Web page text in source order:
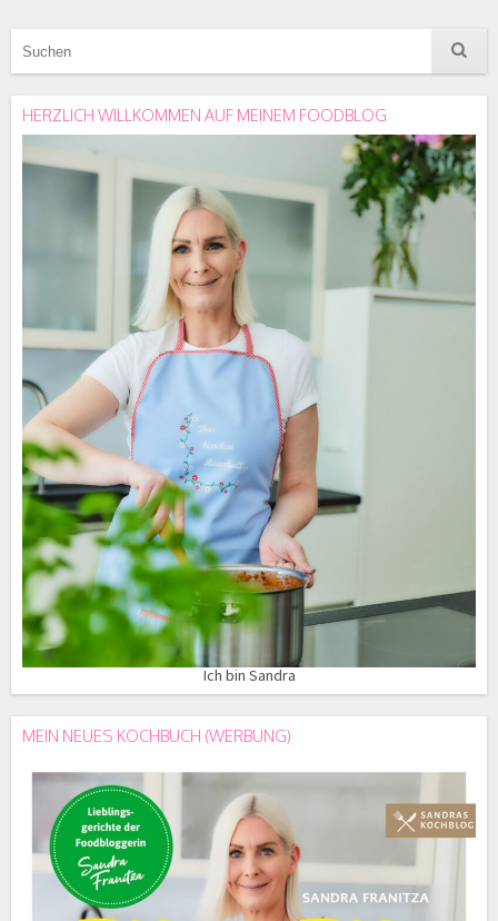
HERZLICH WILLKOMMEN AUF MEINEM FOODBLOG
Ich bin Sandra
MEIN NEUES KOCHBUCH (WERBUNG)